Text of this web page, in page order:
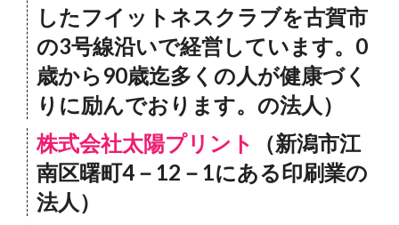
したフイットネスクラブを古賀市
の3号線沿いで経営しています。0
歳から90歳迄多くの人が健康づく
りに励んでおります。の法人）
株式会社太陽プリント
（新潟市江
南区曙町4－12－1にある印刷業の
法人）